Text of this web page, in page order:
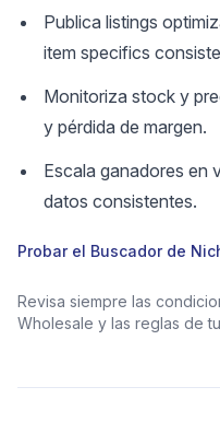
Publica listings
item specifics
Monitoriza stock y
y pérdida de margen.
Escala ganadores en
datos consistentes.
Probar el Buscador de
Revisa siempre las
Wholesale y las reglas de